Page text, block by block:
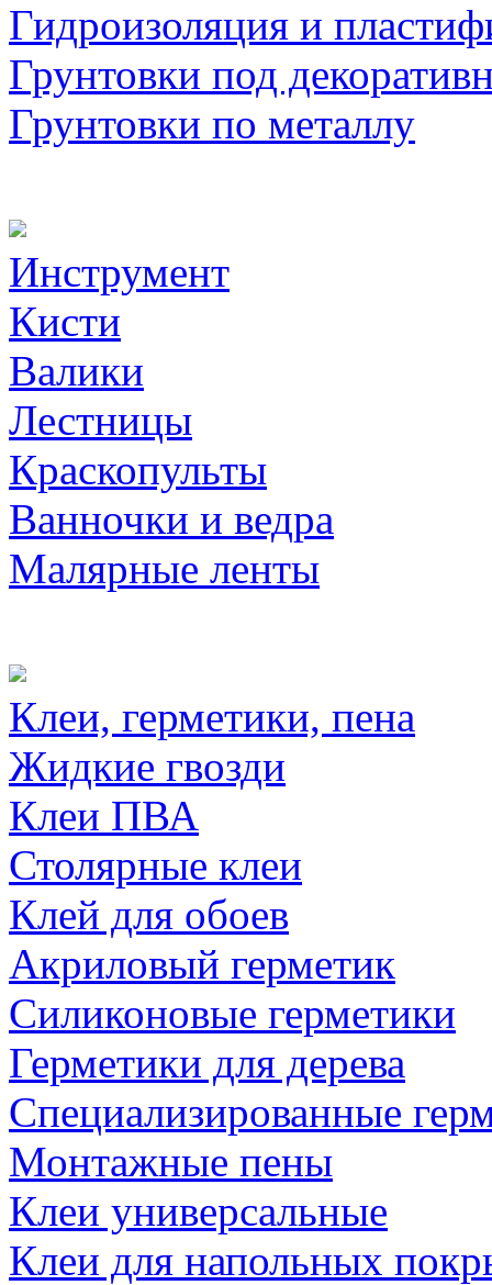
Гидроизоляция и
Грунтовки под
Грунтовки по металлу
Инструмент
Кисти
Валики
Лестницы
Краскопульты
Ванночки и ведра
Малярные ленты
Клеи, герметики, пена
Жидкие гвозди
Клеи ПВА
Столярные клеи
Клей для обоев
Акриловый герметик
Силиконовые герметики
Герметики для дерева
Специализированные
Монтажные пены
Клеи универсальные
Клеи для напольных